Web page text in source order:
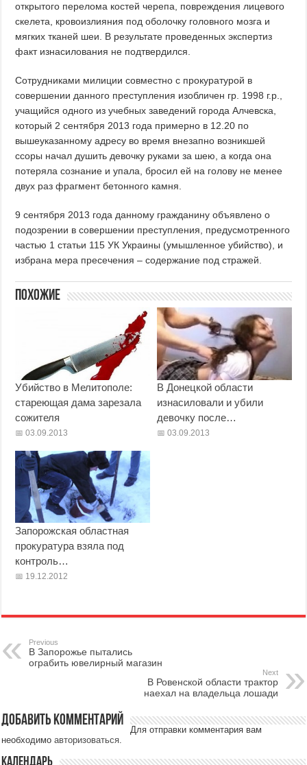
открытого перелома костей черепа, повреждения лицевого
скелета, кровоизлияния под оболочку головного мозга и
мягких тканей шеи. В результате проведенных экспертиз
факт изнасилования не подтвердился.
Сотрудниками милиции совместно с прокуратурой в
совершении данного преступления изобличен гр. 1998 г.р.,
учащийся одного из учебных заведений города Алчевска,
который 2 сентября 2013 года примерно в 12.20 по
вышеуказанному адресу во время внезапно возникшей
ссоры начал душить девочку руками за шею, а когда она
потеряла сознание и упала, бросил ей на голову не менее
двух раз фрагмент бетонного камня.
9 сентября 2013 года данному гражданину объявлено о
подозрении в совершении преступления, предусмотренного
частью 1 статьи 115 УК Украины (умышленное убийство), и
избрана мера пресечения – содержание под стражей.
Похожие
Убийство в Мелитополе:
стареющая дама зарезала
сожителя
03.09.2013
В Донецкой области
изнасиловали и убили
девочку после…
03.09.2013
Запорожская областная
прокуратура взяла под
контроль…
19.12.2012
Previous
В Запорожье пытались
ограбить ювелирный магазин
Next
В Ровенской области трактор
наехал на владельца лошади
Добавить комментарий
Для отправки комментария вам
необходимоавторизоваться.